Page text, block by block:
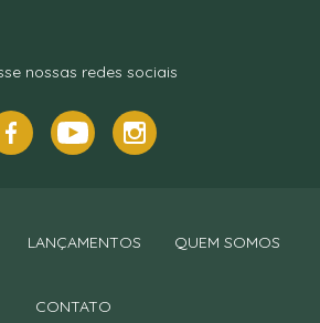
nossas redes sociais
LANÇAMENTOS QUEM SOMOS
CONTATO